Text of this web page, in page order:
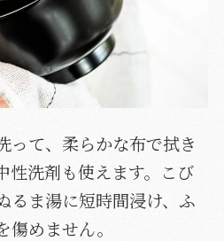
って、柔らかな布で拭き
性洗剤も使えます。こび
るま湯に短時間浸け、ふ
めません。